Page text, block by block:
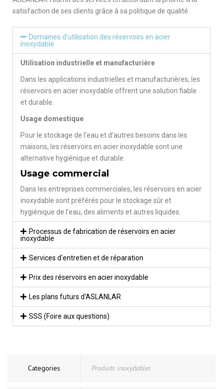
satisfaction de ses clients grâce à sa politique de qualité.
Domaines d'utilisation des réservoirs en acier
inoxydable
Utilisation industrielle et manufacturière
Dans les applications industrielles et manufacturières, les
réservoirs en acier inoxydable offrent une solution fiable
et durable.
Usage domestique
Pour le stockage de l’eau et d’autres besoins dans les
maisons, les réservoirs en acier inoxydable sont une
alternative hygiénique et durable.
Usage commercial
Dans les entreprises commerciales, les réservoirs en acier
inoxydable sont préférés pour le stockage sûr et
hygiénique de l’eau, des aliments et autres liquides.
Processus de fabrication de réservoirs en acier
inoxydable
Services d'entretien et de réparation
Prix des réservoirs en acier inoxydable
Les plans futurs d'ASLANLAR
SSS (Foire aux questions)
Categories Produits inoxydables